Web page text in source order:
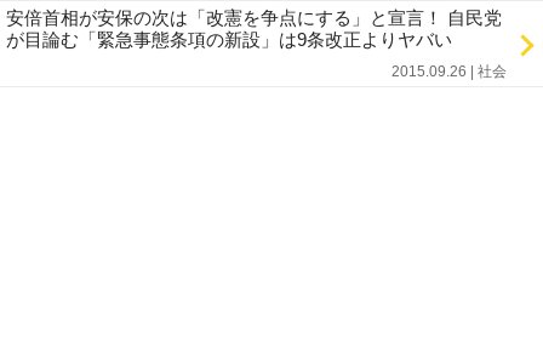
安倍首相が安保の次は「改憲を争点にする」と宣言！ 自民党
が目論む「緊急事態条項の新設」は9条改正よりヤバい
2015.09.26 | 社会